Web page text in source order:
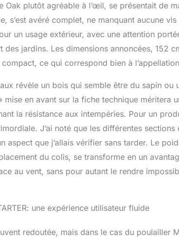
Oak plutôt agréable à l’œil, se présentait de
s’est avéré complet, ne manquant aucune
un usage extérieur, avec une attention
des jardins. Les dimensions annoncées, 152
ce qui correspond bien à
révèle un bois qui semble être du sapin
mise en avant sur la fiche technique méritera
la résistance aux intempéries. Pour un
J’ai noté que les différentes
aspect que j’allais vérifier sans tarder. Le
du colis, se transforme en un
au vent, sans pour autant le rendre
une expérience utilisateur fluide
redoutée, mais dans le cas du poulailler